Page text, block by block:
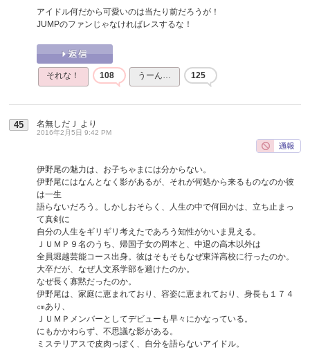
アイドル何だから可愛いのは当たり前だろうが！
JUMPのファンじゃなければレスするな！
それな！ 108 うーん… 125
45 名無しだＪ より
2016年2月5日 9:42 PM
伊野尾の魅力は、お子ちゃまには分からない。
伊野尾にはなんとなく影があるが、それが何処から来るものなのか彼
は一生
語らないだろう。しかしおそらく、人生の中で何回かは、立ち止まっ
て真剣に
自分の人生をギリギリ考えたであろう知性がかいま見える。
ＪＵＭＰ９名のうち、帰国子女の岡本と、中退の高木以外は
全員堀越芸能コース出身。彼はそもそもなぜ東洋高校に行ったのか。
大卒だが、なぜ人文系学部を避けたのか。
なぜ長く寡黙だったのか。
伊野尾は、家庭に恵まれており、容姿に恵まれており、身長も１７４
㎝あり、
ＪＵＭＰメンバーとしてデビューも早々にかなっている。
にもかかわらず、不思議な影がある。
ミステリアスで皮肉っぽく、自分を語らないアイドル。